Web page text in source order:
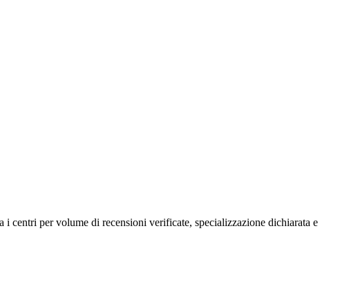
per volume di recensioni verificate, specializzazione dichiarata e